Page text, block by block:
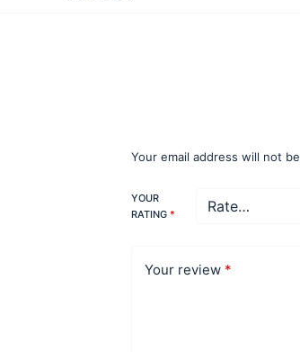
Your email address will not
YOUR
RATING*
Your review *